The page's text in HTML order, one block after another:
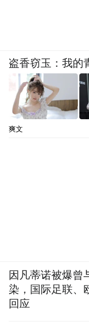
盗香窃玉：我的
爽文
因凡蒂诺被爆曾
染，国际足联、
回应